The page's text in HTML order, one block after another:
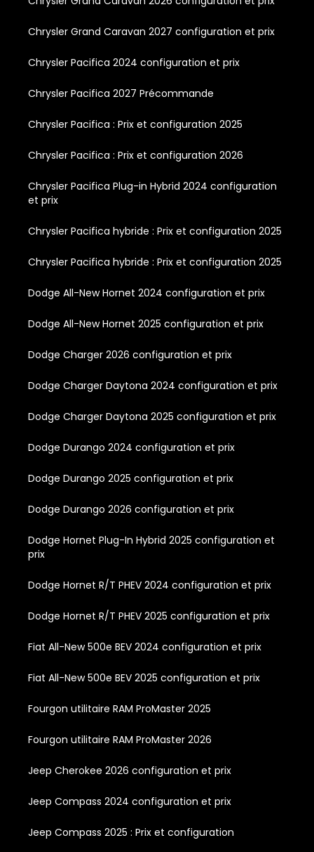
Chrysler Grand Caravan 2027 configuration et prix
Chrysler Pacifica 2024 configuration et prix
Chrysler Pacifica 2027 Précommande
Chrysler Pacifica : Prix et configuration 2025
Chrysler Pacifica : Prix et configuration 2026
Chrysler Pacifica Plug-in Hybrid 2024 configuration
et prix
Chrysler Pacifica hybride : Prix et configuration 2025
Chrysler Pacifica hybride : Prix et configuration 2025
Dodge All-New Hornet 2024 configuration et prix
Dodge All-New Hornet 2025 configuration et prix
Dodge Charger 2026 configuration et prix
Dodge Charger Daytona 2024 configuration et prix
Dodge Charger Daytona 2025 configuration et prix
Dodge Durango 2024 configuration et prix
Dodge Durango 2025 configuration et prix
Dodge Durango 2026 configuration et prix
Dodge Hornet Plug-In Hybrid 2025 configuration et
prix
Dodge Hornet R/T PHEV 2024 configuration et prix
Dodge Hornet R/T PHEV 2025 configuration et prix
Fiat All-New 500e BEV 2024 configuration et prix
Fiat All-New 500e BEV 2025 configuration et prix
Fourgon utilitaire RAM ProMaster 2025
Fourgon utilitaire RAM ProMaster 2026
Jeep Cherokee 2026 configuration et prix
Jeep Compass 2024 configuration et prix
Jeep Compass 2025 : Prix et configuration